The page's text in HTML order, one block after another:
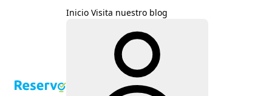
InicioVisita nuestro blog